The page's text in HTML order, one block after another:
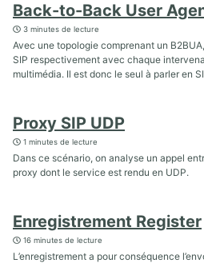
Back-to-Back User
3 minutes de lecture
Avec une topologie comprenant un
SIP respectivement avec chaque
multimédia. Il est donc le seul à parler en
Proxy SIP UDP
1 minutes de lecture
Dans ce scénario, on analyse un appel
proxy dont le service est rendu en UDP.
Enregistrement Register
16 minutes de lecture
L’enregistrement a pour conséquence